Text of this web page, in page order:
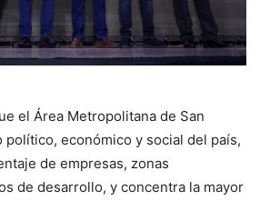
el Área Metropolitana de San
político, económico y social del país,
de empresas, zonas
de desarrollo, y concentra la mayor